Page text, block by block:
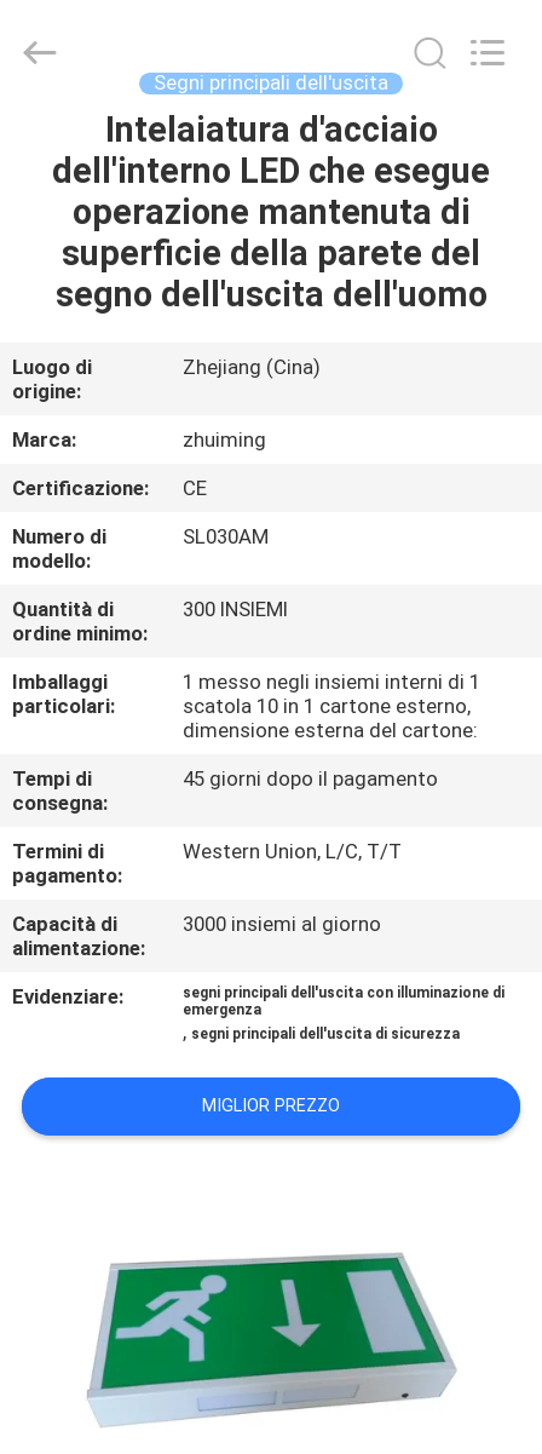
PRODOTTI
CIRCA
GIRO
DELLA
FABBRICA
CONTROLLO
DI
QUALITÀ
CONTATTICI
RICHIEDA
UNA
CITAZIONE
MAPPA
DEL
NORME
Dreamy
Technology
Segni principali dell'uscita
Intelaiatura d'acciaio
dell'interno LED che esegue
operazione mantenuta di
superficie della parete del
segno dell'uscita dell'uomo
Luogo di
origine:
Zhejiang (Cina)
Marca:
zhuiming
Certificazione:
CE
Numero di
modello:
SL030AM
Quantità di
ordine minimo:
300 INSIEMI
Imballaggi
particolari:
1 messo negli insiemi interni di 1
scatola 10 in 1 cartone esterno,
dimensione esterna del cartone:
Tempi di
consegna:
45 giorni dopo il pagamento
Termini di
pagamento:
Western Union, L/C, T/T
Capacità di
alimentazione:
3000 insiemi al giorno
Evidenziare:
segni principali dell'uscita con illuminazione di
emergenza
, segni principali dell'uscita di sicurezza
MIGLIOR PREZZO